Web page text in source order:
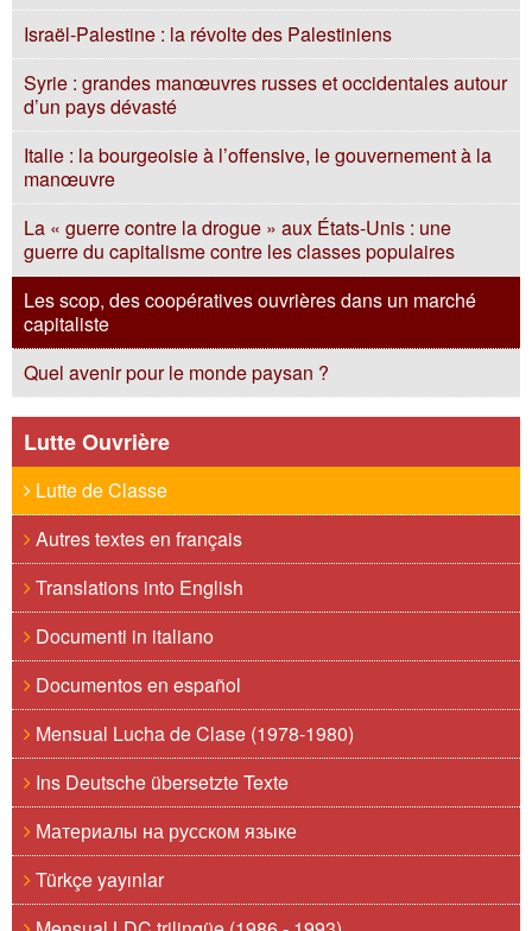
Israël-Palestine : la révolte des Palestiniens
Syrie : grandes manœuvres russes et occidentales autour
d’un pays dévasté
Italie : la bourgeoisie à l’offensive, le gouvernement à la
manœuvre
La « guerre contre la drogue » aux États-Unis : une
guerre du capitalisme contre les classes populaires
Les scop, des coopératives ouvrières dans un marché
capitaliste
Quel avenir pour le monde paysan ?
Lutte Ouvrière
Lutte de Classe
Autres textes en français
Translations into English
Documenti in italiano
Documentos en español
Mensual Lucha de Clase (1978-1980)
Ins Deutsche übersetzte Texte
Материалы на русском языке
Türkçe yayınlar